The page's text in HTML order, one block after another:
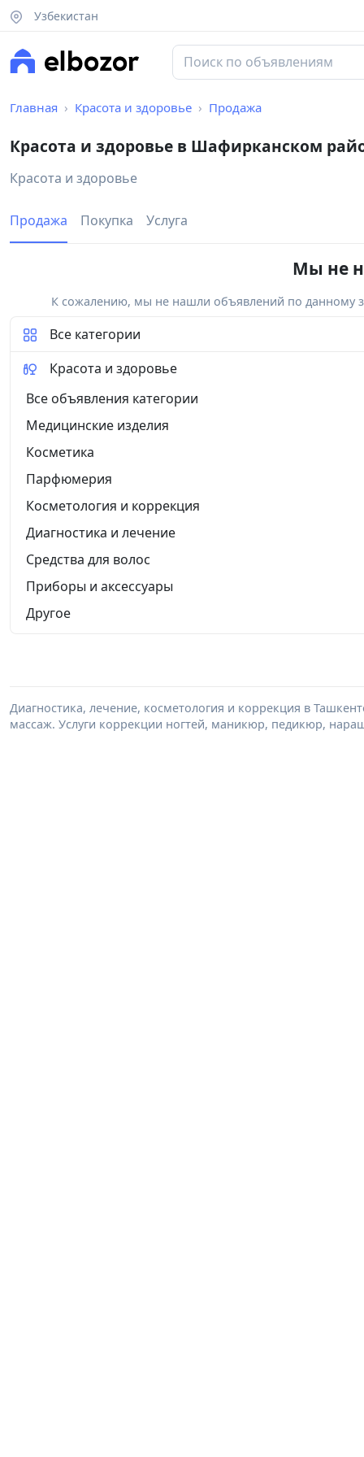
Узбекистан
Главная Красота и здоровье Продажа
Красота и здоровье в Шафирканском
Красота и здоровье
Продажа Покупка Услуга
Мы не
К сожалению, мы не нашли объявлений по данному
Все категории
Красота и здоровье
Все объявления категории
Медицинские изделия
Косметика
Парфюмерия
Косметология и коррекция
Диагностика и лечение
Средства для волос
Приборы и аксессуары
Другое
Диагностика, лечение, косметология и коррекция в
массаж. Услуги коррекции ногтей, маникюр, педикюр,